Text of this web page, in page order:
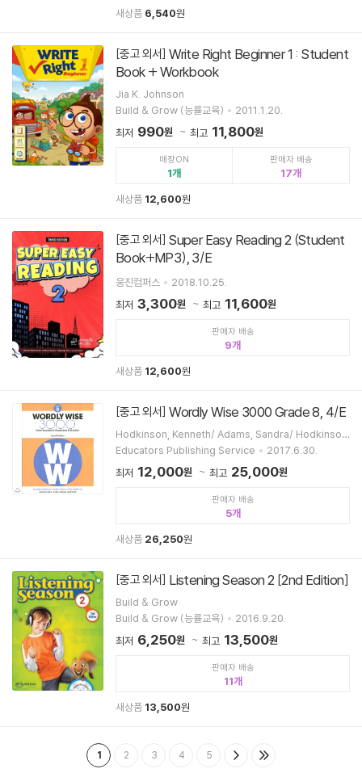
새상품 6,540원
[중고 외서] Write Right Beginner 1 : Student
Book + Workbook
Jia K. Johnson
Build & Grow (능률교육)
2011.1.20.
최저 990원 최고 11,800원
매장ON
1
판매자 배송
17
새상품 12,600원
[중고 외서] Super Easy Reading 2 (Student
Book+MP3), 3/E
웅진컴퍼스
2018.10.25.
최저 3,300원 최고 11,600원
판매자 배송
9
새상품 12,600원
[중고 외서] Wordly Wise 3000 Grade 8, 4/E
Hodkinson, Kenneth/ Adams, Sandra/ Hodkinson,
Erica/ Educators Publishing Service (COR)
Educators Publishing Service
2017.6.30.
최저 12,000원 최고 25,000원
판매자 배송
5
새상품 26,250원
[중고 외서] Listening Season 2 [2nd Edition]
Build & Grow
Build & Grow (능률교육)
2016.9.20.
최저 6,250원 최고 13,500원
판매자 배송
11
새상품 13,500원
1 2 3 4 5